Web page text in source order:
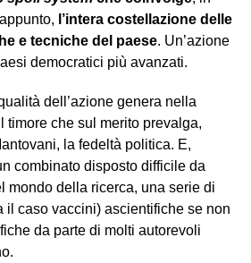
l’intera costellazione delle
e tecniche del paese. Un’azione
democratici più avanzati.
dell’azione genera nella
timore che sul merito prevalga,
la fedeltà politica. E,
combinato disposto difficile da
mondo della ricerca, una serie di
il caso vaccini) ascientifiche se non
da parte di molti autorevoli